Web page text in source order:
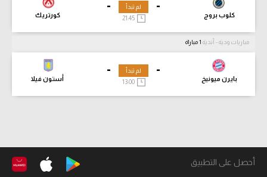
-
كلوب بروج
-
كورتريك
لم تبدأ
21:45
مباريات ودية - أندية
-
بايرن ميونيخ
-
أستون فيلا
لم تبدأ
13:00
أحصل على التطبيق